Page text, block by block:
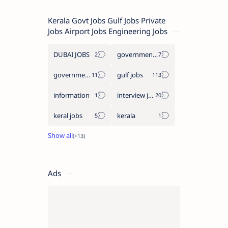
Kerala Govt Jobs Gulf Jobs Private
Jobs Airport Jobs Engineering Jobs
DUBAI JOBS government information
government jobs gulf jobs
information interview jobs
keral jobs kerala
Ads